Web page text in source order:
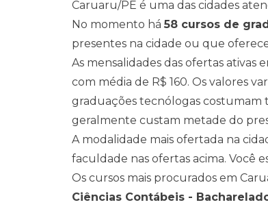
Caruaru/PE é uma das cidades
No momento há 58 cursos de
presentes na cidade ou que
As mensalidades das ofertas ativas
com média de R$ 160. Os valores
graduações tecnólogas costumam
geralmente custam metade do
A modalidade mais ofertada na
faculdade nas ofertas acima. Você
Os cursos mais procurados em
Ciências Contábeis -